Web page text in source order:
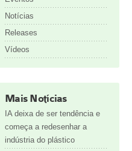
Notícias
Releases
Vídeos
Mais Notícias
IA deixa de ser tendência e
começa a redesenhar a
indústria do plástico